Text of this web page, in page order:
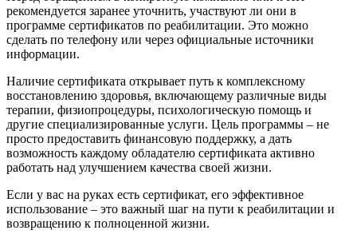
рекомендуется заранее уточнить, участвуют ли они в
программе сертификатов по реабилитации. Это можно
сделать по телефону или через официальные источники
информации.
Наличие сертификата открывает путь к комплексному
восстановлению здоровья, включающему различные виды
терапии, физиопроцедуры, психологическую помощь и
другие специализированные услуги. Цель программы – не
просто предоставить финансовую поддержку, а дать
возможность каждому обладателю сертификата активно
работать над улучшением качества своей жизни.
Если у вас на руках есть сертификат, его эффективное
использование – это важный шаг на пути к реабилитации и
возвращению к полноценной жизни.